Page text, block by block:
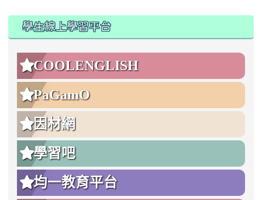
學生線上學習平台
COOLENGLISH
PaGamO
因材網
學習吧
均一教育平台